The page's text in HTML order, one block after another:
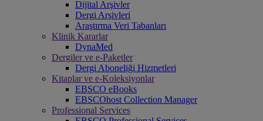
Dijital Arşivler
Dergi Arşivleri
Araştırma Veri Tabanları
Klinik Kararlar
DynaMed
Dergiler ve e-Paketler
Dergi Aboneliği Hizmetleri
Kitaplar ve e-Koleksiyonlar
EBSCO eBooks
EBSCOhost Collection Manager
Professional Services